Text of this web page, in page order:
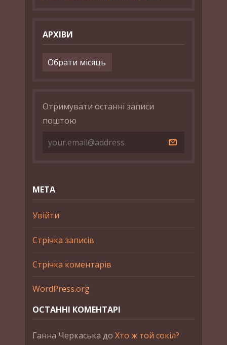
АРХІВИ
Архіви
Отримувати останні записи
поштою
МЕТА
Увійти
Стрічка записів
Стрічка коментарів
WordPress.org
ОСТАННІ КОМЕНТАРІ
Ганна Черкаська до Хто ж той сокіл?